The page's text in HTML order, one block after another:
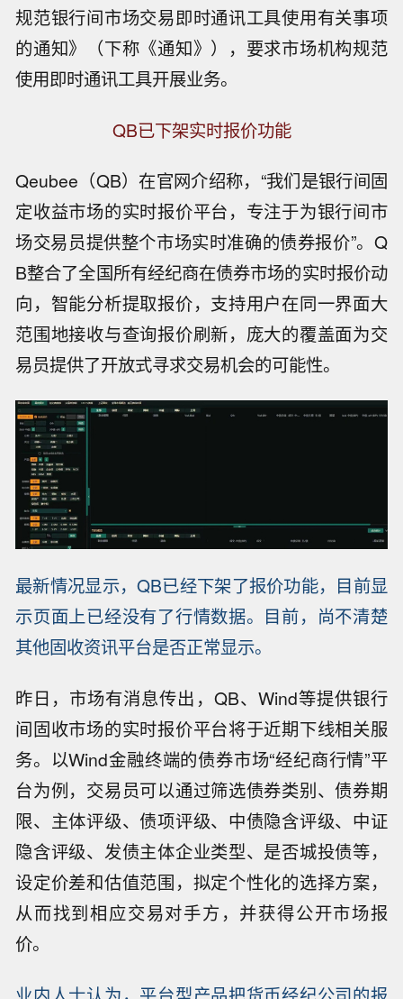
规范银行间市场交易即时通讯工具使用有关事项
的通知》（下称《通知》），要求市场机构规范
使用即时通讯工具开展业务。
QB已下架实时报价功能
Qeubee（QB）在官网介绍称，“我们是银行间固
定收益市场的实时报价平台，专注于为银行间市
场交易员提供整个市场实时准确的债券报价”。Q
B整合了全国所有经纪商在债券市场的实时报价动
向，智能分析提取报价，支持用户在同一界面大
范围地接收与查询报价刷新，庞大的覆盖面为交
易员提供了开放式寻求交易机会的可能性。
最新情况显示，QB已经下架了报价功能，目前显
示页面上已经没有了行情数据。目前，尚不清楚
其他固收资讯平台是否正常显示。
昨日，市场有消息传出，QB、Wind等提供银行
间固收市场的实时报价平台将于近期下线相关服
务。以Wind金融终端的债券市场“经纪商行情”平
台为例，交易员可以通过筛选债券类别、债券期
限、主体评级、债项评级、中债隐含评级、中证
隐含评级、发债主体企业类型、是否城投债等，
设定价差和估值范围，拟定个性化的选择方案，
从而找到相应交易对手方，并获得公开市场报
价。